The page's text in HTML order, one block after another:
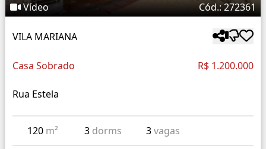
Vídeo Cód.: 272361
VILA MARIANA
Casa Sobrado R$ 1.200.000
Rua Estela
120 m² 3 dorms 3vagas